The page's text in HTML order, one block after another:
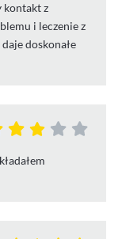
kontakt z
i leczenie z
doskonałe